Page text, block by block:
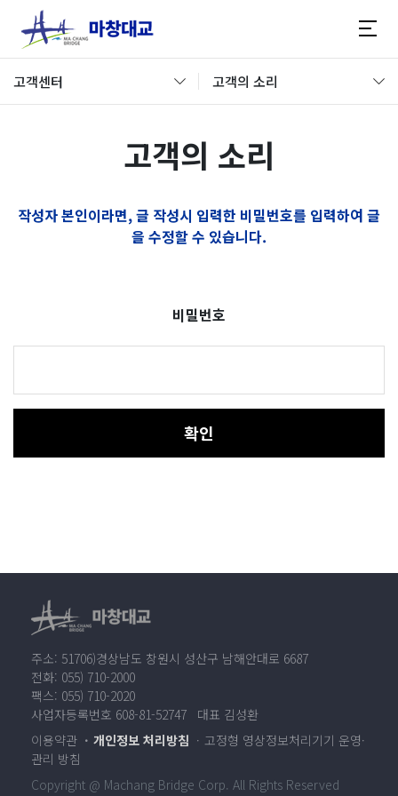
고객센터 고객의 소리
고객의 소리
작성자 본인이라면, 글 작성시 입력한 비밀번호를 입력하여 글
을 수정할 수 있습니다.
비밀번호
확인
주소: 51706)경상남도 창원시 성산구 남해안대로 6687
전화: 055) 710-2000
팩스: 055) 710-2020
사업자등록번호 608-81-52747 대표 김성환
이용약관
개인정보 처리방침
고정형 영상정보처리기기 운영·
관리 방침
Copyright @ Machang Bridge Corp. All Rights Reserved